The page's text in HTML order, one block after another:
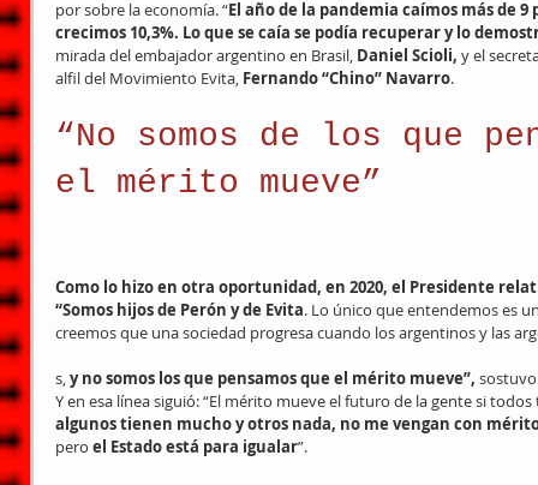
por sobre la economía. “El año de la pandemia caímos más de
crecimos 10,3%. Lo que se caía se podía recuperar y lo
mirada del embajador argentino en Brasil, Daniel Scioli, y el
alfil del Movimiento Evita, Fernando “Chino” Navarro.
“No somos de los que
el mérito mueve”
Como lo hizo en otra oportunidad, en 2020, el Presidente
“Somos hijos de Perón y de Evita. Lo único que entendemos es
creemos que una sociedad progresa cuando los argentinos y las
s, y no somos los que pensamos que el mérito mueve”,
Y en esa línea siguió: “El mérito mueve el futuro de la gente si
algunos tienen mucho y otros nada, no me vengan con
pero el Estado está para igualar”.